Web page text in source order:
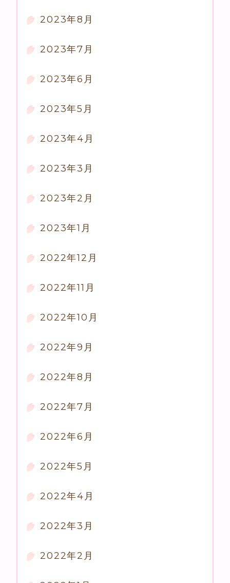
2023年8月
2023年7月
2023年6月
2023年5月
2023年4月
2023年3月
2023年2月
2023年1月
2022年12月
2022年11月
2022年10月
2022年9月
2022年8月
2022年7月
2022年6月
2022年5月
2022年4月
2022年3月
2022年2月